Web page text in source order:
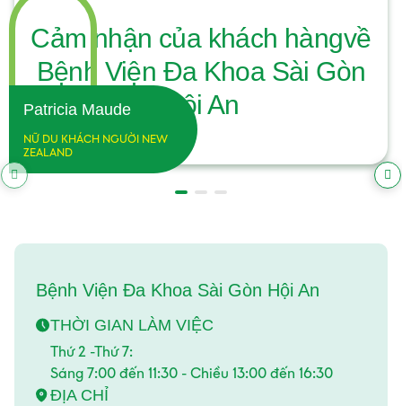
Cảm nhận của khách hàngvề
Bệnh Viện Đa Khoa Sài Gòn
Hội An
Patricia Maude
NỮ DU KHÁCH NGƯỜI NEW
ZEALAND
Bệnh Viện Đa Khoa Sài Gòn Hội An
THỜI GIAN LÀM VIỆC
Thứ 2 -Thứ 7:
Sáng 7:00 đến 11:30 - Chiều 13:00 đến 16:30
ĐỊA CHỈ